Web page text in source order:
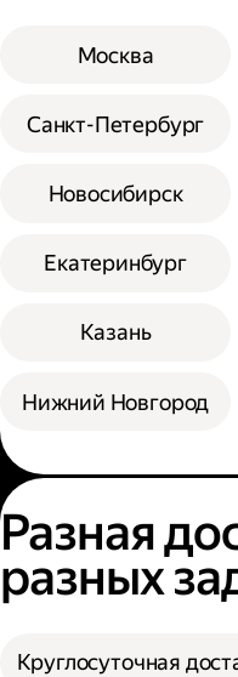
Москва
Санкт-Петербург
Новосибирск
Екатеринбург
Казань
Нижний Новгород
Разная
разных
Круглосуточная